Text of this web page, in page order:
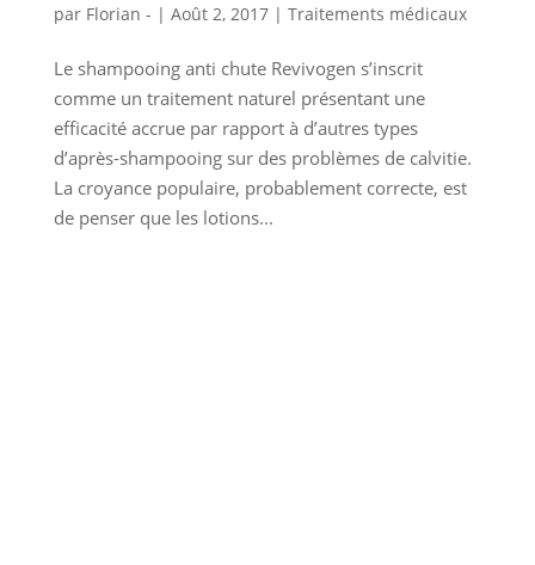
par Florian - | Août 2, 2017| Traitements médicaux
Le shampooing anti chute Revivogen s’inscrit
comme un traitement naturel présentant une
efficacité accrue par rapport à d’autres types
d’après-shampooing sur des problèmes de calvitie.
La croyance populaire, probablement correcte, est
de penser que les lotions...